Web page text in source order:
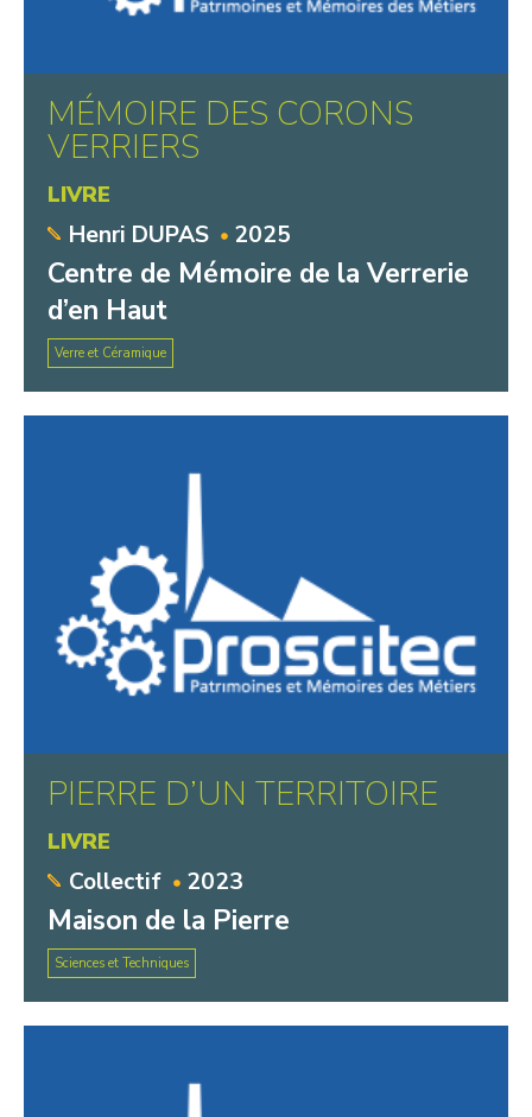
MÉMOIRE DES CORONS
VERRIERS
LIVRE
Henri DUPAS 2025
Centre de Mémoire de la Verrerie
d’en Haut
Verre et Céramique
PIERRE D’UN TERRITOIRE
LIVRE
Collectif 2023
Maison de la Pierre
Sciences et Techniques